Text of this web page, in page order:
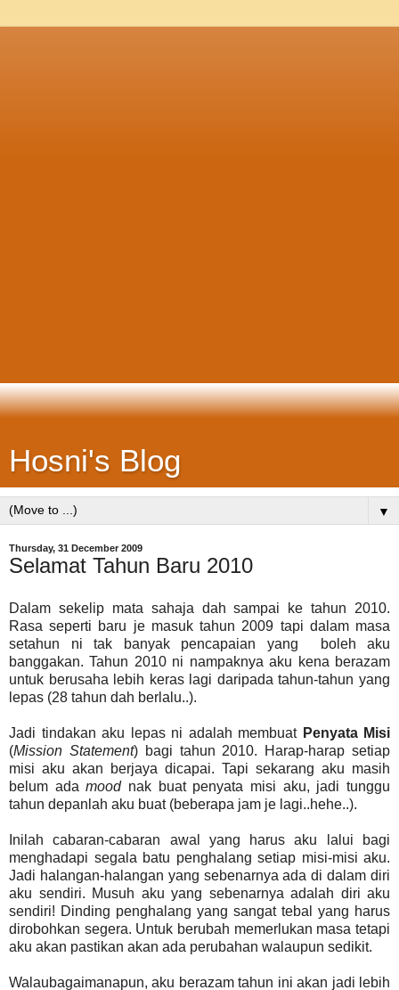
Hosni's Blog
▼
Thursday, 31 December 2009
Selamat Tahun Baru 2010
Dalam sekelip mata sahaja dah sampai ke tahun 2010.
Rasa seperti baru je masuk tahun 2009 tapi dalam masa
setahun ni tak banyak pencapaian yang boleh aku
banggakan. Tahun 2010 ni nampaknya aku kena berazam
untuk berusaha lebih keras lagi daripada tahun-tahun yang
lepas (28 tahun dah berlalu..).
Jadi tindakan aku lepas ni adalah membuat Penyata Misi
(Mission Statement) bagi tahun 2010. Harap-harap setiap
misi aku akan berjaya dicapai. Tapi sekarang aku masih
belum adamoodnak buat penyata misi aku, jadi tunggu
tahun depanlah aku buat (beberapa jam je lagi..hehe..).
Inilah cabaran-cabaran awal yang harus aku lalui bagi
menghadapi segala batu penghalang setiap misi-misi aku.
Jadi halangan-halangan yang sebenarnya ada di dalam diri
aku sendiri. Musuh aku yang sebenarnya adalah diri aku
sendiri! Dinding penghalang yang sangat tebal yang harus
dirobohkan segera. Untuk berubah memerlukan masa tetapi
aku akan pastikan akan ada perubahan walaupun sedikit.
Walaubagaimanapun, aku berazam tahun ini akan jadi lebih